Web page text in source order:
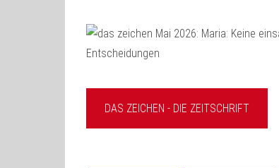
DAS ZEICHEN - DIE ZEITSCHRIFT